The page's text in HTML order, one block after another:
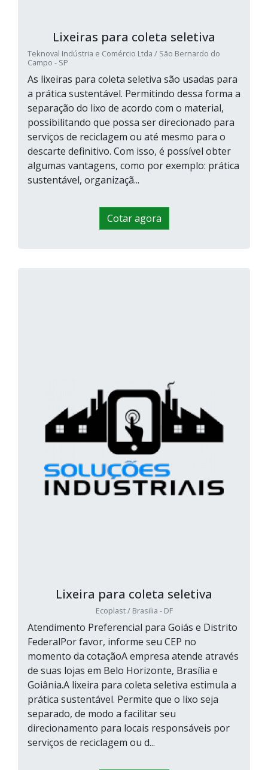
Lixeiras para coleta seletiva
Teknoval Indústria e Comércio Ltda / São Bernardo do
Campo - SP
As lixeiras para coleta seletiva são usadas para
a prática sustentável. Permitindo dessa forma a
separação do lixo de acordo com o material,
possibilitando que possa ser direcionado para
serviços de reciclagem ou até mesmo para o
descarte definitivo. Com isso, é possível obter
algumas vantagens, como por exemplo: prática
sustentável, organizaçã...
Cotar agora
Lixeira para coleta seletiva
Ecoplast / Brasilia - DF
Atendimento Preferencial para Goiás e Distrito
FederalPor favor, informe seu CEP no
momento da cotaçãoA empresa atende através
de suas lojas em Belo Horizonte, Brasília e
Goiânia.A lixeira para coleta seletiva estimula a
prática sustentável. Permite que o lixo seja
separado, de modo a facilitar seu
direcionamento para locais responsáveis por
serviços de reciclagem ou d...